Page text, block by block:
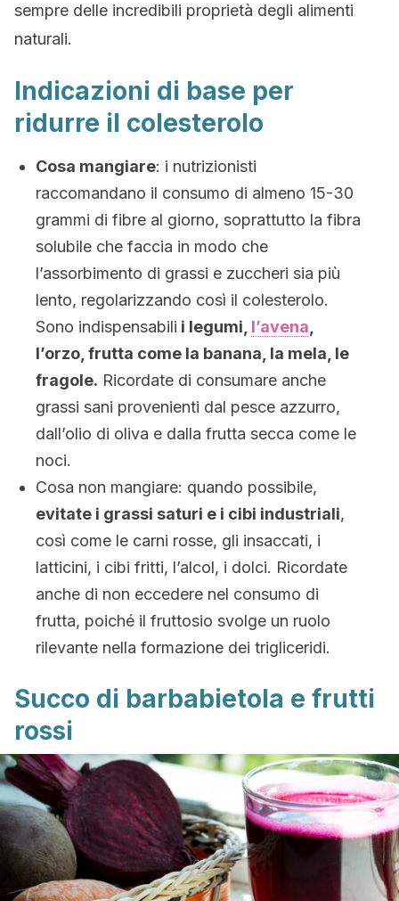
sempre delle incredibili proprietà degli alimenti
naturali.
Indicazioni di base per
ridurre il colesterolo
Cosa mangiare: i nutrizionisti
raccomandano il consumo di almeno 15-30
grammi di fibre al giorno, soprattutto la fibra
solubile che faccia in modo che
l’assorbimento di grassi e zuccheri sia più
lento, regolarizzando così il colesterolo.
Sono indispensabili i legumi, l’avena
l’orzo, frutta come la banana, la mela, le
fragole. Ricordate di consumare anche
grassi sani provenienti dal pesce azzurro,
dall’olio di oliva e dalla frutta secca come le
noci.
Cosa non mangiare: quando possibile,
evitate i grassi saturi e i cibi industriali,
così come le carni rosse, gli insaccati, i
latticini, i cibi fritti, l’alcol, i dolci. Ricordate
anche di non eccedere nel consumo di
frutta, poiché il fruttosio svolge un ruolo
rilevante nella formazione dei trigliceridi.
Succo di barbabietola e frutti
rossi